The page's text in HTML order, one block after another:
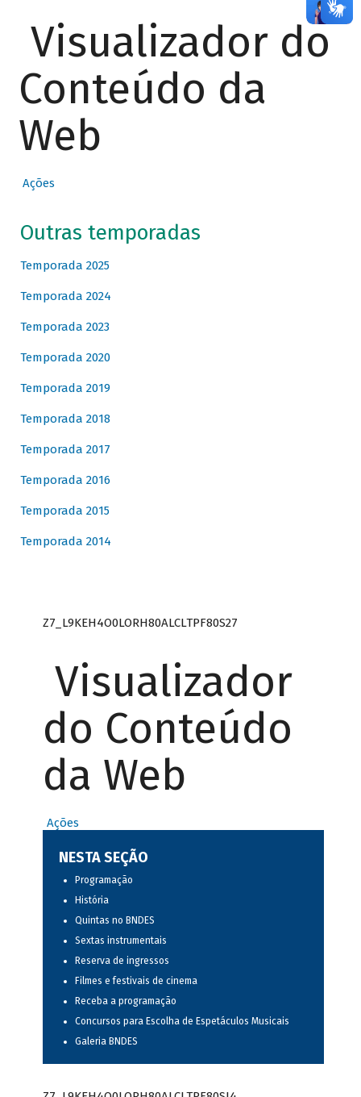
Visualizador do
Conteúdo da
Web
Ações
Outras temporadas
Temporada 2025
Temporada 2024
Temporada 2023
Temporada 2020
Temporada 2019
Temporada 2018
Temporada 2017
Temporada 2016
Temporada 2015
Temporada 2014
Z7_L9KEH4O0LORH80ALCLTPF80S27
Visualizador
do Conteúdo
da Web
Ações
NESTA SEÇÃO
Programação
História
Quintas no BNDES
Sextas instrumentais
Reserva de ingressos
Filmes e festivais de cinema
Receba a programação
Concursos para Escolha de Espetáculos Musicais
Galeria BNDES